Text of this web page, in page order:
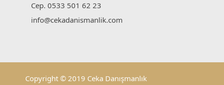
Cep. 0533 501 62 23
info@cekadanismanlik.com
Copyright © 2019 Ceka Danışmanlık